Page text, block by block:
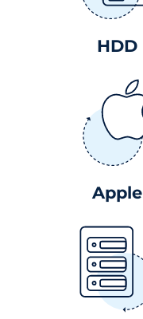
HDD
Apple